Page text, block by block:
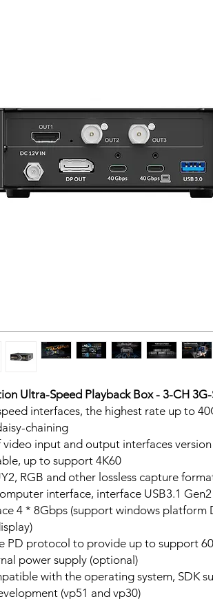
Ultra-Speed Playback Box - 3-CH
interfaces, the highest rate up to
chaining
video input and output interfaces
up to support 4K60
RGB and other lossless capture
interface, interface USB3.1
4 * 8Gbps (support windows platform
PD protocol to provide up to support
power supply (optional)
with the operating system, SDK
(vp51 and vp30)